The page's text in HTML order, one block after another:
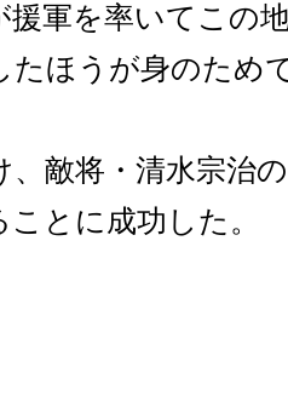
援軍を率いてこの
たほうが身のため
、敵将・清水宗治
とに成功した。